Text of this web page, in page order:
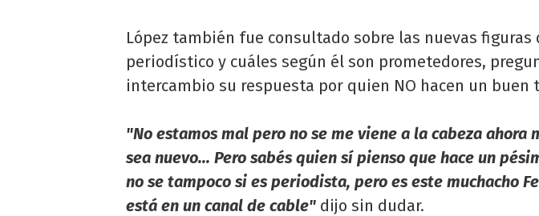
López también fue consultado sobre las nuevas figuras
periodístico y cuáles según él son prometedores,
intercambio su respuesta por quien NO hacen un buen
"No estamos mal pero no se me viene a la cabeza ahora
sea nuevo... Pero sabés quien sí pienso que hace un
no se tampoco si es periodista, pero es este muchacho
está en un canal de cable" dijo sin dudar.